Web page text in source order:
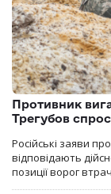
Противник
Трегубов
Російські заяви
відповідають
позиції ворог